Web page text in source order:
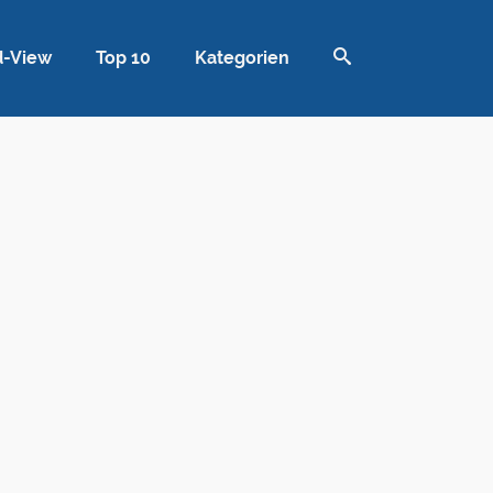
View Top 10 Kategorien